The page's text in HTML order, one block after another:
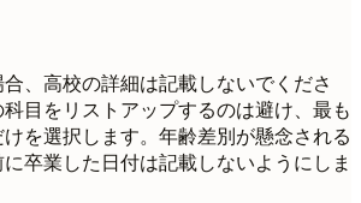
、高校の詳細は記載しないでくださ
目をリストアップするのは避け、最も
を選択します。年齢差別が懸念される
卒業した日付は記載しないようにしま